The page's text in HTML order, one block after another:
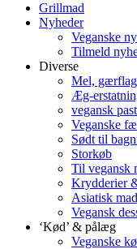
Grillmad
Nyheder
Veganske
Tilmeld
Diverse
Mel,
Æg-
vegansk
Veganske
Sødt til
Storkøb
Til vegansk
Krydderier
Asiatisk
Vegansk
‘Kød’ & pålæg
Veganske